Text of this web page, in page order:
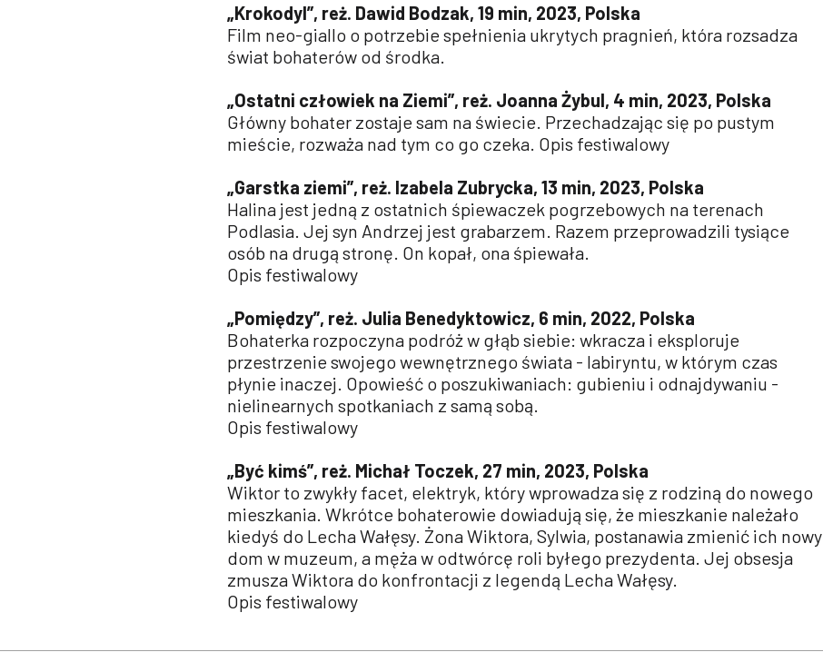
„Krokodyl”, reż. Dawid Bodzak, 19 min, 2023, Polska
Film neo-giallo o potrzebie spełnienia ukrytych pragnień, która rozsadza
świat bohaterów od środka.
„Ostatni człowiek na Ziemi”, reż. Joanna Żybul, 4 min, 2023, Polska
Główny bohater zostaje sam na świecie. Przechadzając się po pustym
mieście, rozważa nad tym co go czeka. Opis festiwalowy
„Garstka ziemi”, reż. Izabela Zubrycka, 13 min, 2023, Polska
Halina jest jedną z ostatnich śpiewaczek pogrzebowych na terenach
Podlasia. Jej syn Andrzej jest grabarzem. Razem przeprowadzili tysiące
osób na drugą stronę. On kopał, ona śpiewała.
Opis festiwalowy
„Pomiędzy”, reż. Julia Benedyktowicz, 6 min, 2022, Polska
Bohaterka rozpoczyna podróż w głąb siebie: wkracza i eksploruje
przestrzenie swojego wewnętrznego świata - labiryntu, w którym czas
płynie inaczej. Opowieść o poszukiwaniach: gubieniu i odnajdywaniu -
nielinearnych spotkaniach z samą sobą.
Opis festiwalowy
„Być kimś”, reż. Michał Toczek, 27 min, 2023, Polska
Wiktor to zwykły facet, elektryk, który wprowadza się z rodziną do nowego
mieszkania. Wkrótce bohaterowie dowiadują się, że mieszkanie należało
kiedyś do Lecha Wałęsy. Żona Wiktora, Sylwia, postanawia zmienić ich nowy
dom w muzeum, a męża w odtwórcę roli byłego prezydenta. Jej obsesja
zmusza Wiktora do konfrontacji z legendą Lecha Wałęsy.
Opis festiwalowy